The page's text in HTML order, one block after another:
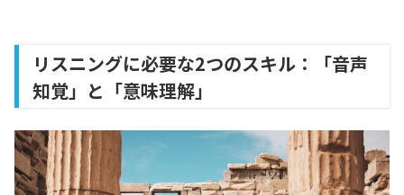
リスニングに必要な2つのスキル：「音声
知覚」と「意味理解」